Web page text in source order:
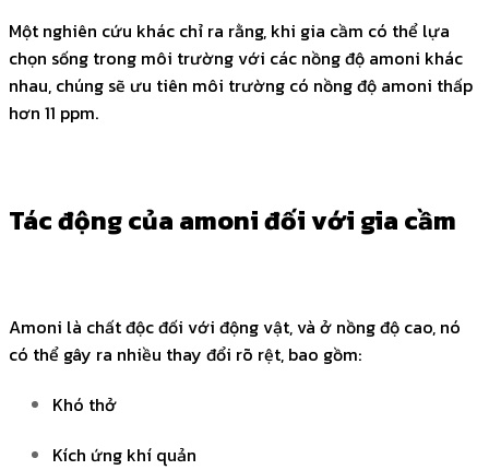
Một nghiên cứu khác chỉ ra rằng, khi gia cầm có thể lựa
chọn sống trong môi trường với các nồng độ amoni khác
nhau, chúng sẽ ưu tiên môi trường có nồng độ amoni thấp
hơn 11 ppm.
Tác động của amoni đối với gia cầm
Amoni là chất độc đối với động vật, và ở nồng độ cao, nó
có thể gây ra nhiều thay đổi rõ rệt, bao gồm:
Khó thở
Kích ứng khí quản